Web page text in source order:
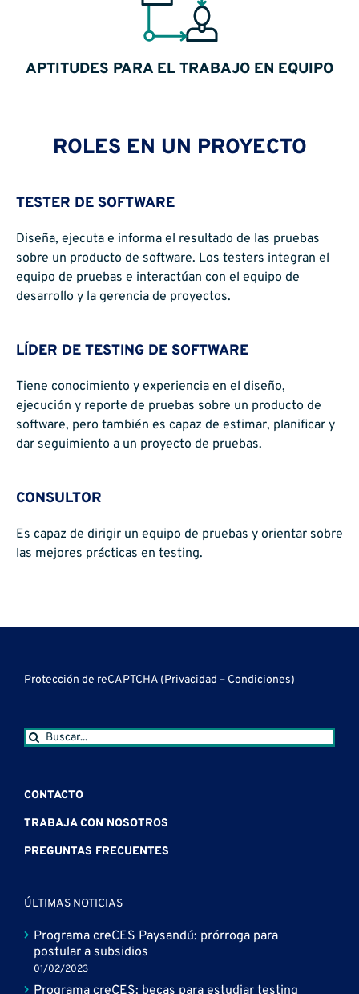
APTITUDES PARA EL TRABAJO EN EQUIPO
ROLES EN UN PROYECTO
TESTER DE SOFTWARE
Diseña, ejecuta e informa el resultado de las pruebas
sobre un producto de software. Los testers integran el
equipo de pruebas e interactúan con el equipo de
desarrollo y la gerencia de proyectos.
LÍDER DE TESTING DE SOFTWARE
Tiene conocimiento y experiencia en el diseño,
ejecución y reporte de pruebas sobre un producto de
software, pero también es capaz de estimar, planificar y
dar seguimiento a un proyecto de pruebas.
CONSULTOR
Es capaz de dirigir un equipo de pruebas y orientar sobre
las mejores prácticas en testing.
Protección de reCAPTCHA (Privacidad – Condiciones)
Buscar:
CONTACTO
TRABAJA CON NOSOTROS
PREGUNTAS FRECUENTES
ÚLTIMAS NOTICIAS
Programa creCES Paysandú: prórroga para
postular a subsidios
01/02/2023